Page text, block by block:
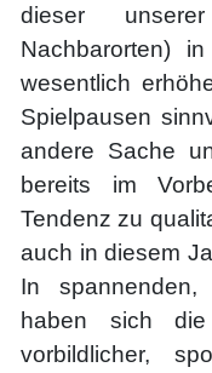
dieser
Nachbarorten)
wesentlich
Spielpausen
andere Sache
bereits im
Tendenz zu
auch in diesem
In spannenden,
haben sich
vorbildlicher,